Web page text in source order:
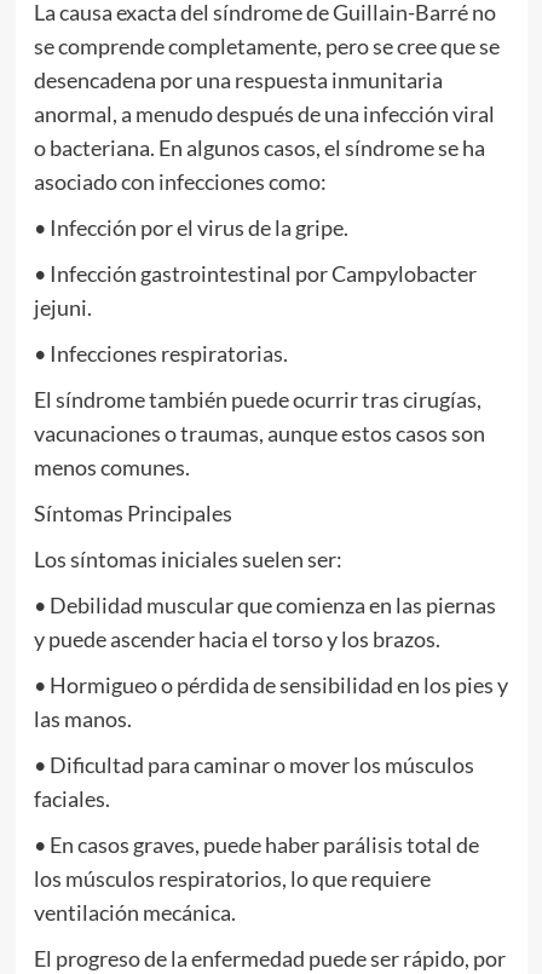
La causa exacta del síndrome de Guillain-Barré no
se comprende completamente, pero se cree que se
desencadena por una respuesta inmunitaria
anormal, a menudo después de una infección viral
o bacteriana. En algunos casos, el síndrome se ha
asociado con infecciones como:
• Infección por el virus de la gripe.
• Infección gastrointestinal por Campylobacter
jejuni.
• Infecciones respiratorias.
El síndrome también puede ocurrir tras cirugías,
vacunaciones o traumas, aunque estos casos son
menos comunes.
Síntomas Principales
Los síntomas iniciales suelen ser:
• Debilidad muscular que comienza en las piernas
y puede ascender hacia el torso y los brazos.
• Hormigueo o pérdida de sensibilidad en los pies y
las manos.
• Dificultad para caminar o mover los músculos
faciales.
• En casos graves, puede haber parálisis total de
los músculos respiratorios, lo que requiere
ventilación mecánica.
El progreso de la enfermedad puede ser rápido, por